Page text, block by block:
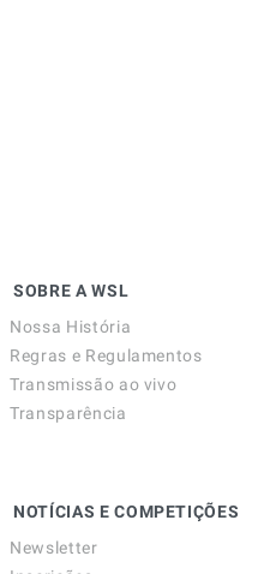
SOBRE A WSL
Nossa História
Regras e Regulamentos
Transmissão ao vivo
Transparência
NOTÍCIAS E COMPETIÇÕES
Newsletter